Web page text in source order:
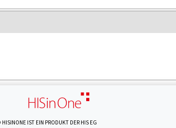
IST EIN PRODUKT DER HIS EG